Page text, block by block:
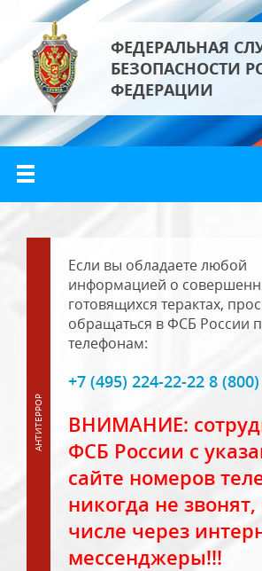
ФЕДЕРАЛЬНАЯ
БЕЗОПАСНОСТИ
ФЕДЕРАЦИИ
Если вы обладаете любой
информацией о
готовящихся терактах,
обращаться в ФСБ России
телефонам:
+7 (495) 224-22-22 8
ВНИМАНИЕ:
ФСБ России с
сайте номеров
никогда не
числе через
мессенджеры!!!